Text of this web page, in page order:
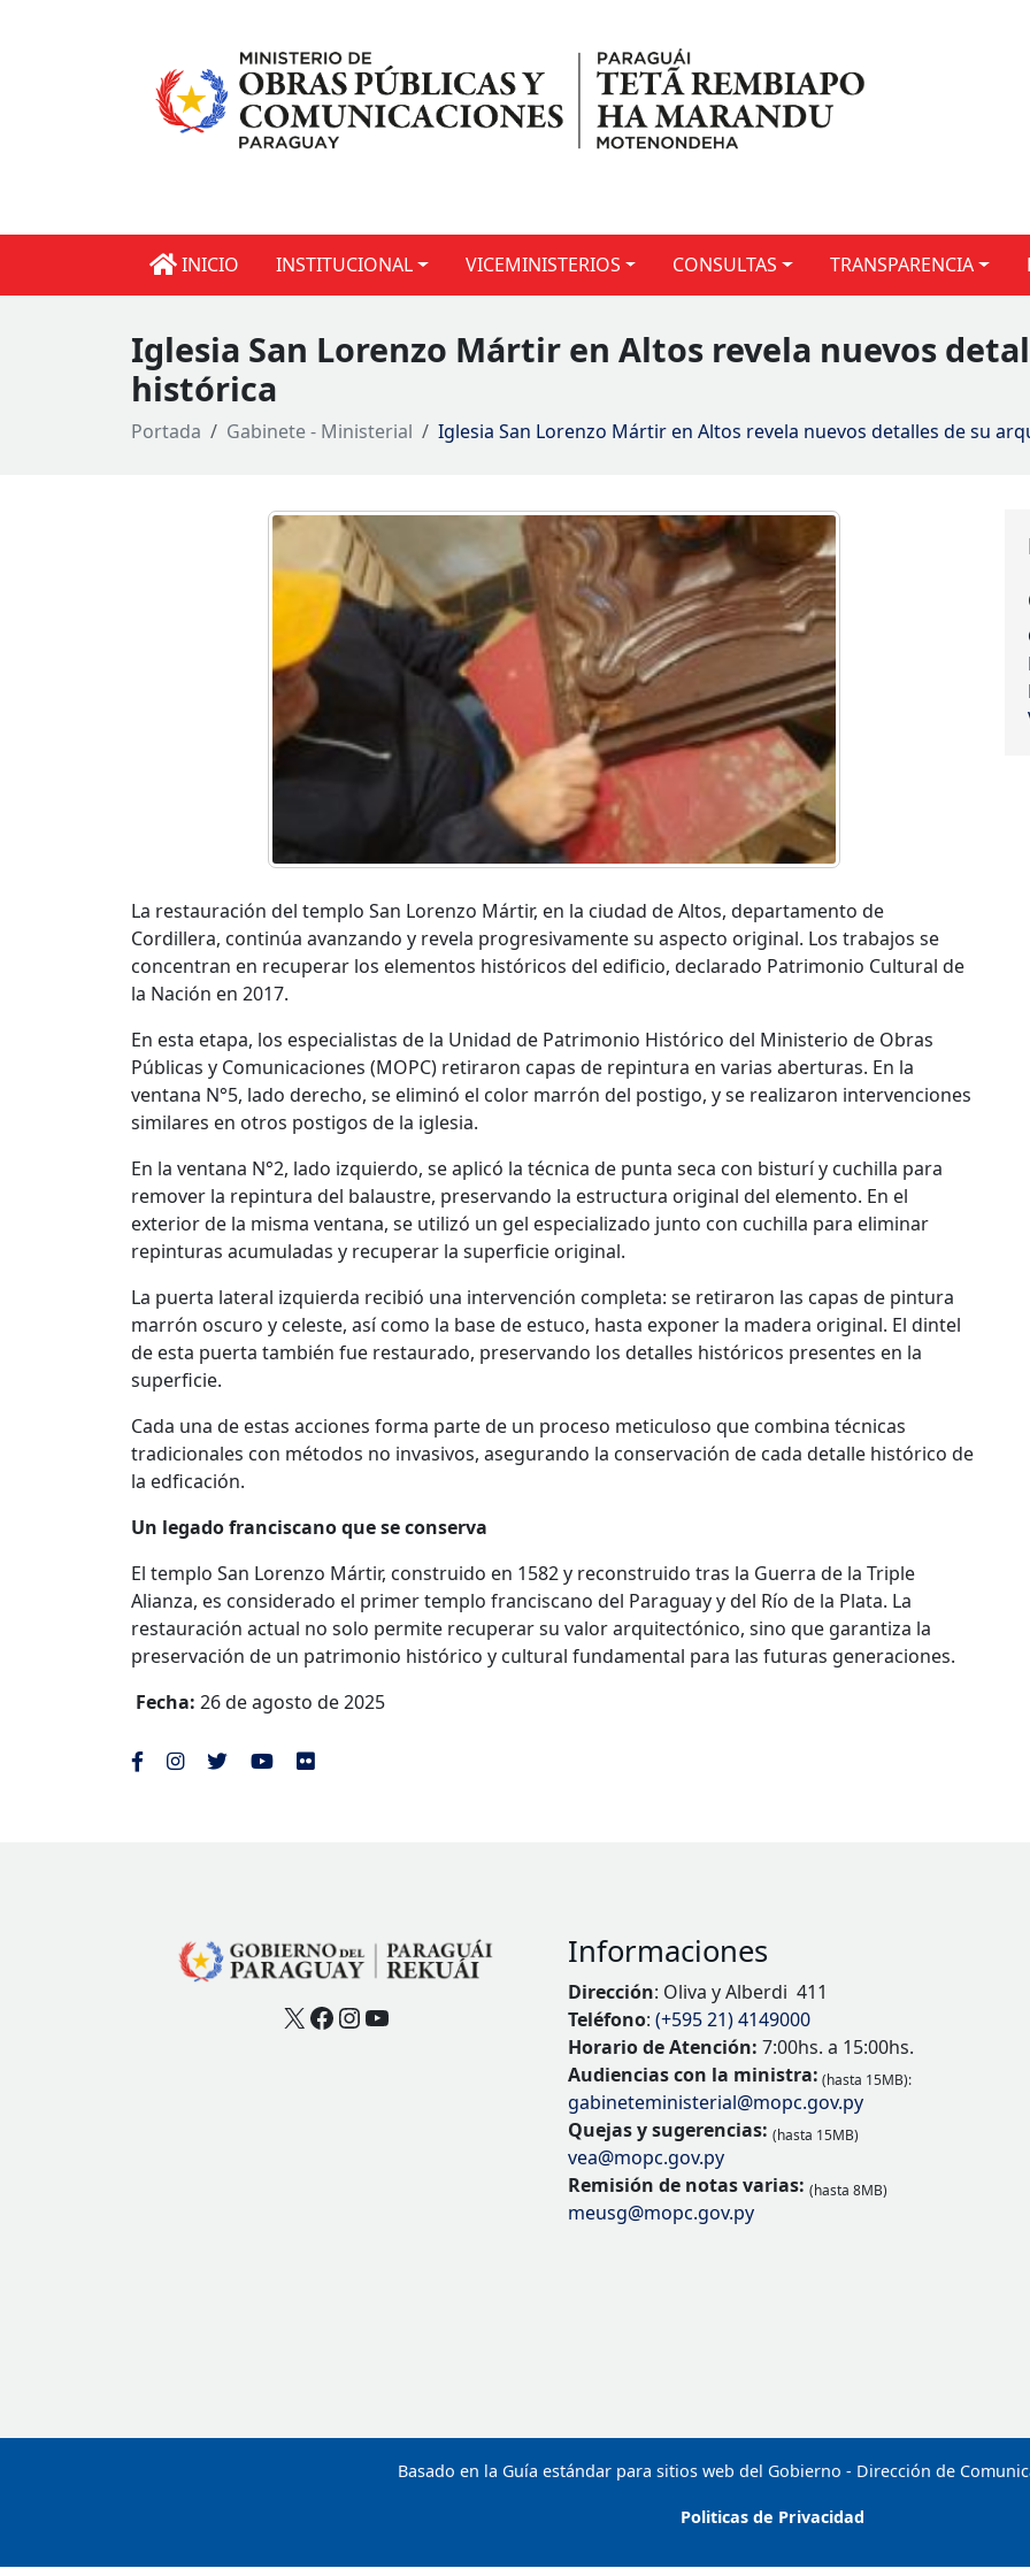
INICIO INSTITUCIONAL VICEMINISTERIOS CONSULTAS TRANSPARENCIA
Iglesia San Lorenzo Mártir en Altos revela nuevos
histórica
Portada Gabinete - Ministerial Iglesia San Lorenzo Mártir en Altos revela nuevos detalles de su
La restauración del templo San Lorenzo Mártir, en la ciudad de Altos, departamento de
Cordillera, continúa avanzando y revela progresivamente su aspecto original. Los trabajos se
concentran en recuperar los elementos históricos del edificio, declarado Patrimonio Cultural de
la Nación en 2017.
En esta etapa, los especialistas de la Unidad de Patrimonio Histórico del Ministerio de Obras
Públicas y Comunicaciones (MOPC) retiraron capas de repintura en varias aberturas. En la
ventana N°5, lado derecho, se eliminó el color marrón del postigo, y se realizaron intervenciones
similares en otros postigos de la iglesia.
En la ventana N°2, lado izquierdo, se aplicó la técnica de punta seca con bisturí y cuchilla para
remover la repintura del balaustre, preservando la estructura original del elemento. En el
exterior de la misma ventana, se utilizó un gel especializado junto con cuchilla para eliminar
repinturas acumuladas y recuperar la superficie original.
La puerta lateral izquierda recibió una intervención completa: se retiraron las capas de pintura
marrón oscuro y celeste, así como la base de estuco, hasta exponer la madera original. El dintel
de esta puerta también fue restaurado, preservando los detalles históricos presentes en la
superficie.
Cada una de estas acciones forma parte de un proceso meticuloso que combina técnicas
tradicionales con métodos no invasivos, asegurando la conservación de cada detalle histórico de
la edficación.
Un legado franciscano que se conserva
El templo San Lorenzo Mártir, construido en 1582 y reconstruido tras la Guerra de la Triple
Alianza, es considerado el primer templo franciscano del Paraguay y del Río de la Plata. La
restauración actual no solo permite recuperar su valor arquitectónico, sino que garantiza la
preservación de un patrimonio histórico y cultural fundamental para las futuras generaciones.
Fecha: 26 de agosto de 2025
X Facebook
Instagram
YouTube
Informaciones
Dirección: Oliva y Alberdi 411
Teléfono: (+595 21) 4149000
Horario de Atención: 7:00hs. a 15:00hs.
Audiencias con la ministra: (hasta 15MB):
gabineteministerial@mopc.gov.py
Quejas y sugerencias: (hasta 15MB)
vea@mopc.gov.py
Remisión de notas varias: (hasta 8MB)
meusg@mopc.gov.py
Basado en la Guía estándar para sitios web del Gobierno - Dirección de
Politicas de Privacidad